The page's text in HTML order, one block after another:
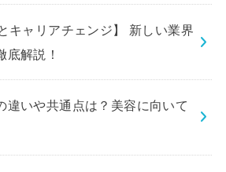
キャリアチェンジ】 新しい業界
底解説！
違いや共通点は？美容に向いて